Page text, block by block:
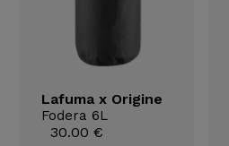
Lafuma x Origine
Fodera 6L
30.00 €